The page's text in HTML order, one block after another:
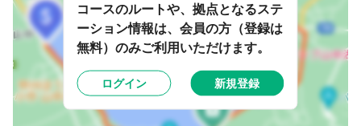
コースのルートや、拠点となるステ
ーション情報は、会員の方（登録は
無料）のみご利用いただけます。
ログイン 新規登録